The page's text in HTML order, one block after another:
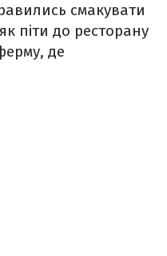
смакувати
піти до ресторану
де